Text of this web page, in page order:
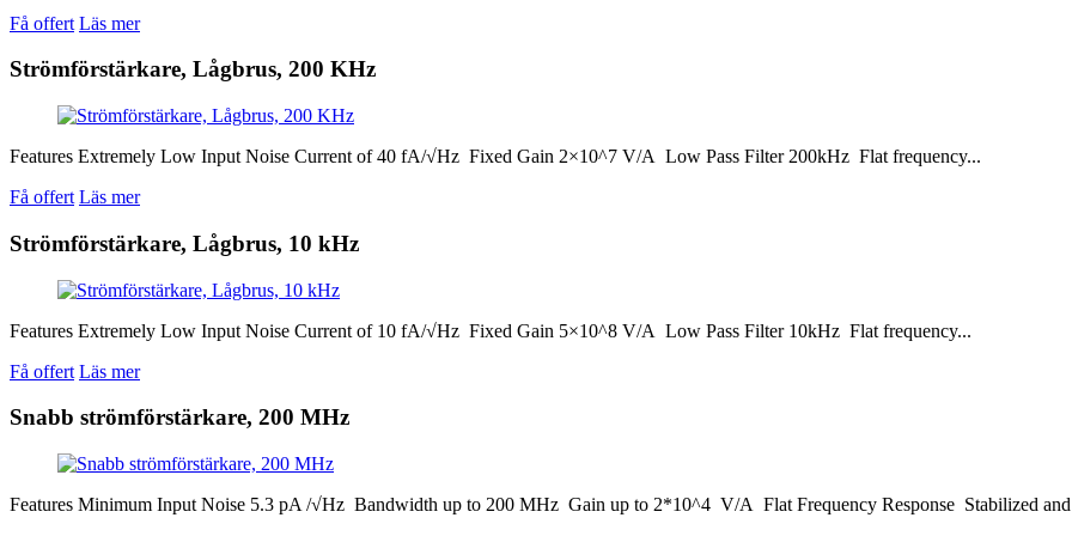
Få offert Läs mer
Strömförstärkare, Lågbrus, 200 KHz
Features Extremely Low Input Noise Current of 40 fA/√Hz Fixed Gain 2×10^7 V/A Low Pass Filter 200kHz Flat frequency...
Få offert Läs mer
Strömförstärkare, Lågbrus, 10 kHz
Features Extremely Low Input Noise Current of 10 fA/√Hz Fixed Gain 5×10^8 V/A Low Pass Filter 10kHz Flat frequency...
Få offert Läs mer
Snabb strömförstärkare, 200 MHz
Features Minimum Input Noise 5.3 pA /√Hz Bandwidth up to 200 MHz Gain up to 2*10^4 V/A Flat Frequency Response Stabilized and